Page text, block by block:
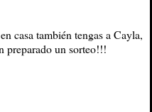
casa también tengas a Cayla,
preparado un sorteo!!!